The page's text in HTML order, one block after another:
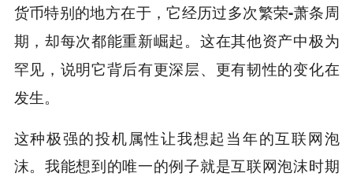
货币特别的地方在于，它经历过多次繁荣-萧条周
期，却每次都能重新崛起。这在其他资产中极为
罕见，说明它背后有更深层、更有韧性的变化在
发生。
这种极强的投机属性让我想起当年的互联网泡
沫。我能想到的唯一的例子就是互联网泡沫时期